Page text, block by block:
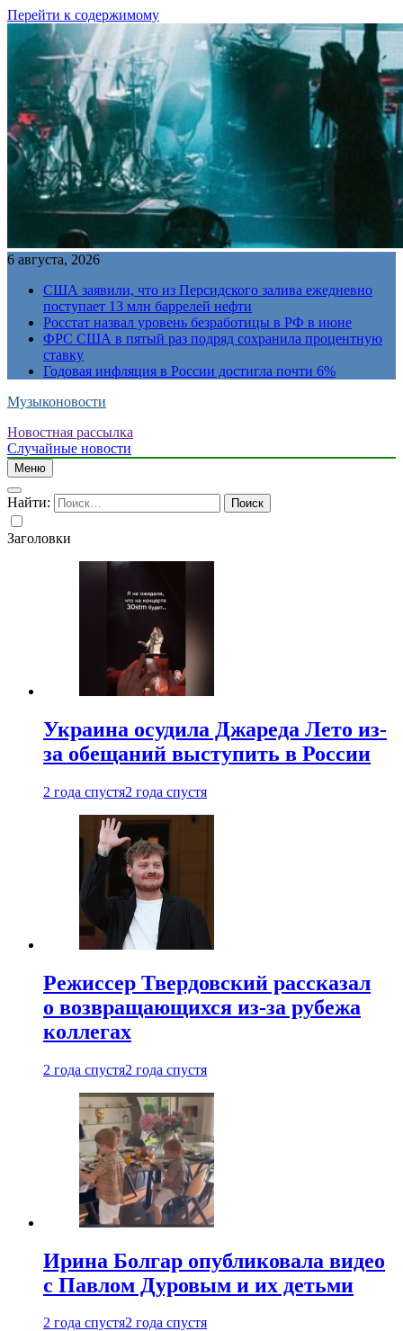
Перейти к содержимому
6 августа, 2026
США заявили, что из Персидского залива ежедневно
поступает 13 млн баррелей нефти
Росстат назвал уровень безработицы в РФ в июне
ФРС США в пятый раз подряд сохранила процентную
ставку
Годовая инфляция в России достигла почти 6%
Музыконовости
Новостная рассылка
Случайные новости
Меню
Найти:
Заголовки
Украина осудила Джареда Лето из-
за обещаний выступить в России
2 года спустя2 года спустя
Режиссер Твердовский рассказал
о возвращающихся из-за рубежа
коллегах
2 года спустя2 года спустя
Ирина Болгар опубликовала видео
с Павлом Дуровым и их детьми
2 года спустя2 года спустя